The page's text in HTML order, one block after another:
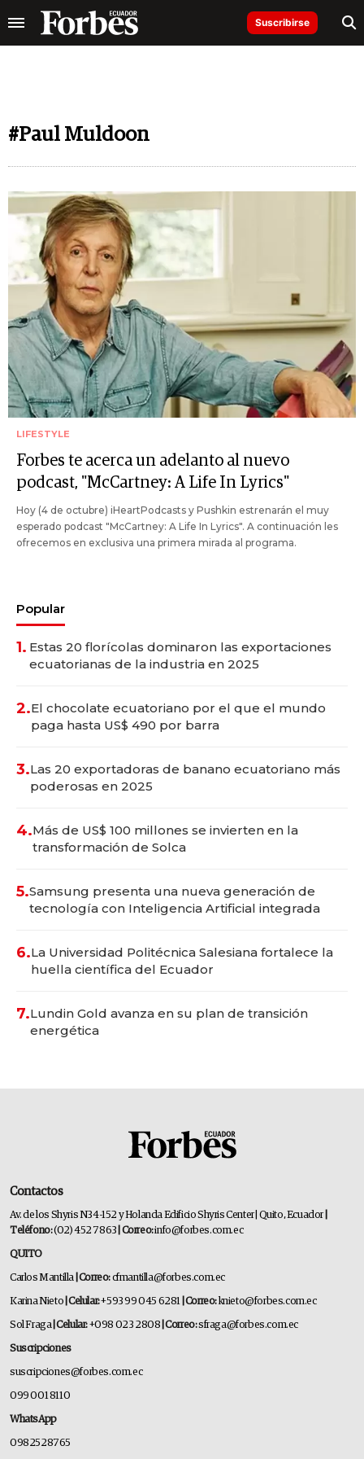
Suscribirse
#Paul Muldoon
LIFESTYLE
Forbes te acerca un adelanto al nuevo
podcast, "McCartney: A Life In Lyrics"
Hoy (4 de octubre) iHeartPodcasts y Pushkin estrenarán el muy
esperado podcast "McCartney: A Life In Lyrics". A continuación les
ofrecemos en exclusiva una primera mirada al programa.
Popular
1. Estas 20 florícolas dominaron las exportaciones
ecuatorianas de la industria en 2025
2.El chocolate ecuatoriano por el que el mundo
paga hasta US$ 490 por barra
3.Las 20 exportadoras de banano ecuatoriano más
poderosas en 2025
4.Más de US$ 100 millones se invierten en la
transformación de Solca
5.Samsung presenta una nueva generación de
tecnología con Inteligencia Artificial integrada
6.La Universidad Politécnica Salesiana fortalece la
huella científica del Ecuador
7.Lundin Gold avanza en su plan de transición
energética
Contactos
Av. de los Shyris N34-152 y Holanda Edificio Shyris Center | Quito, Ecuador
Teléfono:(02) 452 7863 | Correo:info@forbes.com.ec
QUITO
Carlos Mantilla | Correo:cfmantilla@forbes.com.ec
Karina Nieto | Celular:+593 99 045 6281 | Correo: knieto@forbes.com.ec
Sol Fraga | Celular:+098 023 2808 | Correo:sfraga@forbes.com.ec
Suscripciones
suscripciones@forbes.com.ec
099 001 8110
WhatsApp
0982528765